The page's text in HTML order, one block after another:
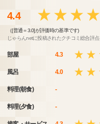
4.4
（[普通＝3.0]が評価時の基準です)
じゃらんnetに投稿されたクチコミ総合評点
部屋 4.3
風呂 4.0
料理(朝食) -
料理(夕食) -